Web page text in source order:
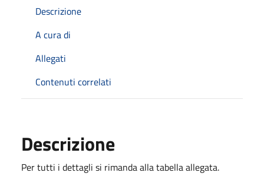
Descrizione
A cura di
Allegati
Contenuti correlati
Descrizione
Per tutti i dettagli si rimanda alla tabella allegata.